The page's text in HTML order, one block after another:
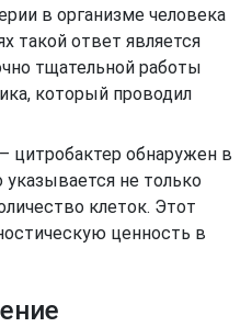
в организме человека
такой ответ является
тщательной работы
который проводил
цитробактер обнаружен в
не только
клеток. Этот
ценность в